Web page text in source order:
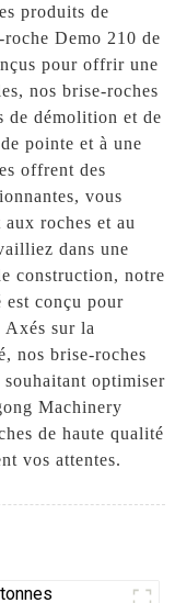
produits de
Demo 210 de
pour offrir une
nos brise-roches
de démolition et de
pointe et à une
offrent des
vous
roches et au
dans une
construction, notre
est conçu pour
Axés sur la
nos brise-roches
optimiser
Machinery
de haute qualité
vos attentes.